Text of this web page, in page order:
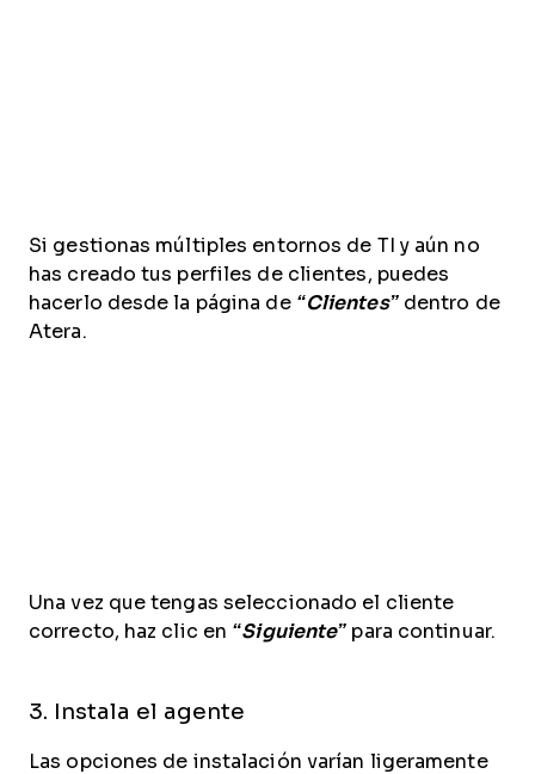
Si gestionas múltiples entornos de TI y aún no
has creado tus perfiles de clientes, puedes
hacerlo desde la página de “Clientes”dentro de
Atera.
Una vez que tengas seleccionado el cliente
correcto, haz clic en “Siguiente” para continuar.
3. Instala el agente
Las opciones de instalación varían ligeramente